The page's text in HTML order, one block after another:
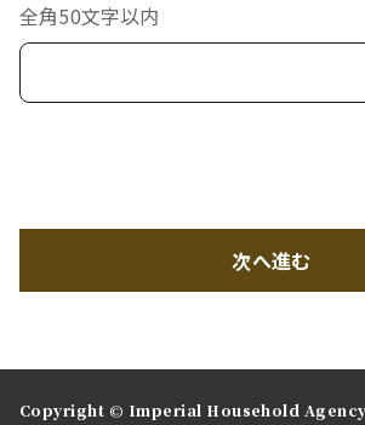
全角50文字以内
次へ進む
Copyright © Imperial Household